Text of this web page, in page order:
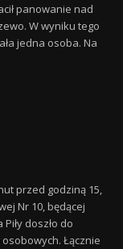
panowanie nad
W wyniku tego
jedna osoba. Na
przed godziną 15,
Nr 10, będącej
doszło do
Łącznie